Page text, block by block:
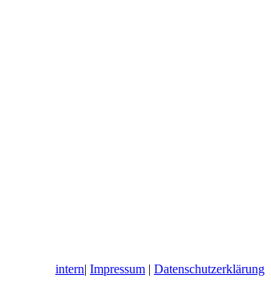
intern| Impressum | Datenschutzerklärung